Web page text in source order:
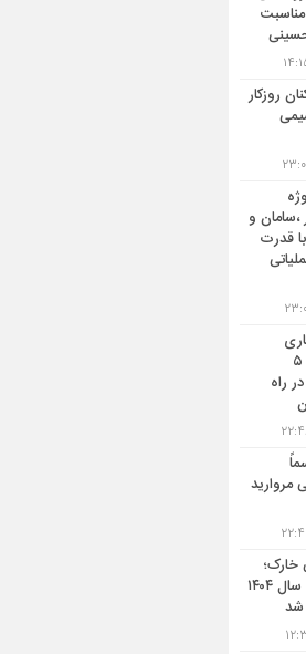
مناسبت
روزکار
،سامان و
با قدرت
سلامت بوشهر آمد؛ ۵
راه
مروارید
خارک؛
پرداخت سود سهام سال ۱۴۰۴
شد